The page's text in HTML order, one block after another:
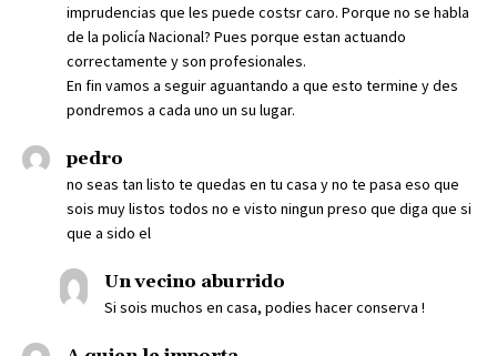
imprudencias que les puede costsr caro. Porque no se habla
de la policía Nacional? Pues porque estan actuando
correctamente y son profesionales.
En fin vamos a seguir aguantando a que esto termine y des
pondremos a cada uno un su lugar.
pedro
no seas tan listo te quedas en tu casa y no te pasa eso que
sois muy listos todos no e visto ningun preso que diga que si
que a sido el
Un vecino aburrido
Si sois muchos en casa, podies hacer conserva !